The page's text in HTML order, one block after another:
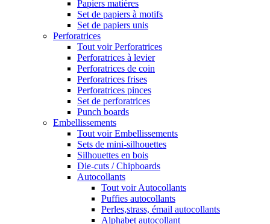
Papiers matières
Set de papiers à motifs
Set de papiers unis
Perforatrices
Tout voir Perforatrices
Perforatrices à levier
Perforatrices de coin
Perforatrices frises
Perforatrices pinces
Set de perforatrices
Punch boards
Embellissements
Tout voir Embellissements
Sets de mini-silhouettes
Silhouettes en bois
Die-cuts / Chipboards
Autocollants
Tout voir Autocollants
Puffies autocollants
Perles,strass, émail autocollants
Alphabet autocollant